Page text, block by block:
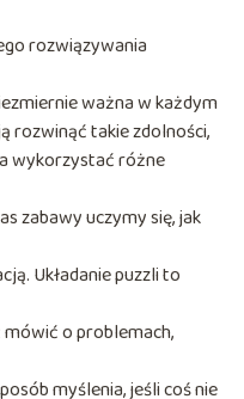
rozwiązywania
ważna w każdym
rozwinąć takie zdolności,
wykorzystać różne
zabawy uczymy się, jak
Układanie puzzli to
o problemach,
myślenia, jeśli coś nie